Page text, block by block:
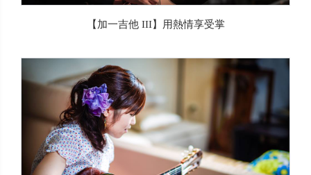
【加一吉他 III】用熱情享受掌